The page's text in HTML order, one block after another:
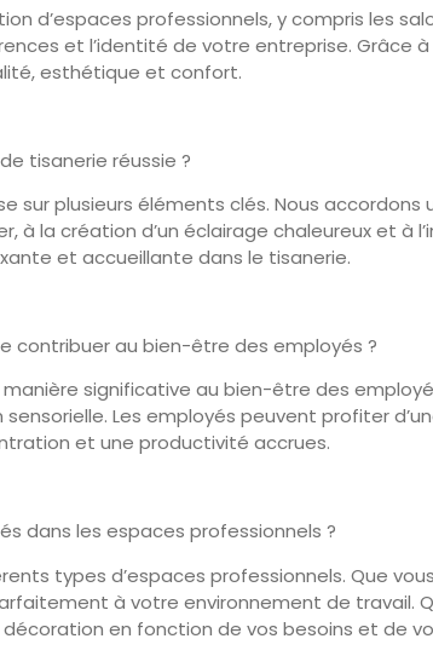
d’espaces professionnels, y compris les
et l’identité de votre entreprise. Grâce
esthétique et confort.
tisanerie réussie ?
sur plusieurs éléments clés. Nous
à la création d’un éclairage chaleureux et à
et accueillante dans le tisanerie.
contribuer au bien-être des employés ?
significative au bien-être des
Les employés peuvent profiter
et une productivité accrues.
dans les espaces professionnels ?
types d’espaces professionnels. Que
à votre environnement de travail.
en fonction de vos besoins et de